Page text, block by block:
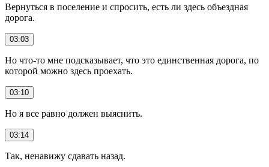
Вернуться в поселение и спросить, есть ли здесь объездная
дорога.
03:03
Но что-то мне подсказывает, что это единственная дорога, по
которой можно здесь проехать.
03:10
Но я все равно должен выяснить.
03:14
Так, ненавижу сдавать назад.